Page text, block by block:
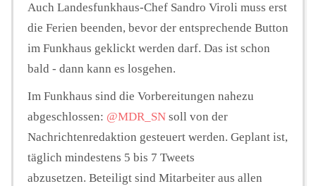
Auch Landesfunkhaus-Chef Sandro Viroli muss erst
die Ferien beenden, bevor der entsprechende Button
im Funkhaus geklickt werden darf. Das ist schon
bald - dann kann es losgehen.
Im Funkhaus sind die Vorbereitungen nahezu
abgeschlossen: @MDR_SN soll von der
Nachrichtenredaktion gesteuert werden. Geplant ist,
täglich mindestens 5 bis 7 Tweets
abzusetzen. Beteiligt sind Mitarbeiter aus allen